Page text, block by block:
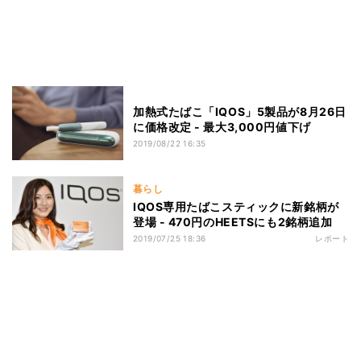
加熱式たばこ「IQOS」5製品が8月26日
に価格改定 - 最大3,000円値下げ
2019/08/22 16:35
暮らし
IQOS専用たばこスティックに新銘柄が
登場 - 470円のHEETSにも2銘柄追加
2019/07/25 18:36 レポート